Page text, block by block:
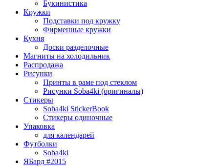
Букини́стика
Кружки
Подставки под кружку
Фирменные кружки
Кухня
Доски разделочные
Магниты на холодильник
Распродажа
Рисунки
Принты в раме под стеклом
Рисунки Soba4ki (оригиналы)
Стикеры
Soba4ki StickerBook
Стикеры одиночные
Упаковка
для календарей
Футболки
Soba4ki
ЯБард #2015